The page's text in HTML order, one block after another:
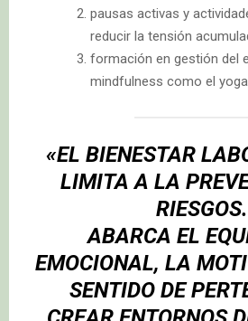
pausas activas y
reducir la tensión
formación en gestión del
mindfulness como el
«EL BIENESTAR
LIMITA A LA
RIESGOS.
ABARCA EL
EMOCIONAL, LA
SENTIDO DE